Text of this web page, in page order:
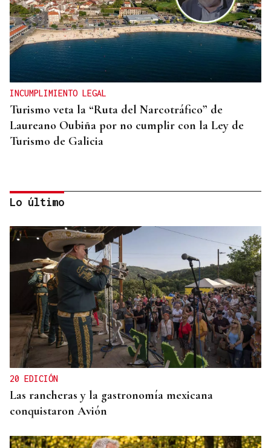
INCUMPLIMIENTO LEGAL
Turismo veta la “Ruta del Narcotráfico” de
Laureano Oubiña por no cumplir con la Ley de
Turismo de Galicia
PLANIFICAR CON ANTELACIÓN
Las compañías de autobuses recomiendan
adelantar los desplazamientos para evitar
saturaciones el día del eclipse
Lo último
20 EDICIÓN
Las rancheras y la gastronomía mexicana
conquistaron Avión